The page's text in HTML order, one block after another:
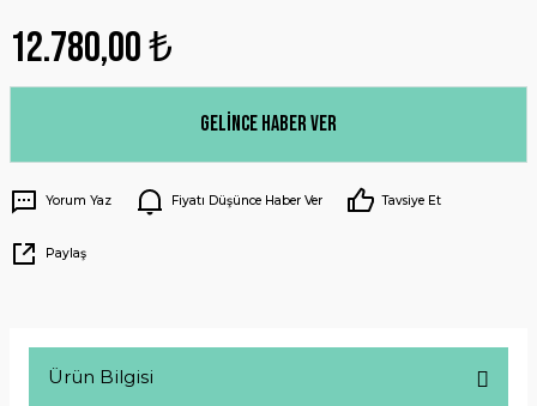
12.780,00 ₺
Gelince Haber Ver
Yorum Yaz Fiyatı Düşünce Haber Ver Tavsiye Et
Paylaş
Ürün Bilgisi